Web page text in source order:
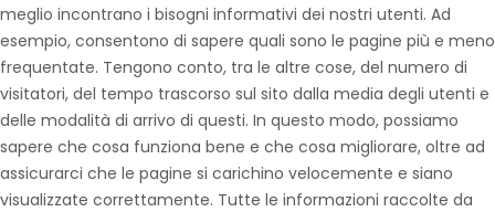
meglio incontrano i bisogni informativi dei nostri utenti. Ad
esempio, consentono di sapere quali sono le pagine più e meno
frequentate. Tengono conto, tra le altre cose, del numero di
visitatori, del tempo trascorso sul sito dalla media degli utenti e
delle modalità di arrivo di questi. In questo modo, possiamo
sapere che cosa funziona bene e che cosa migliorare, oltre ad
assicurarci che le pagine si carichino velocemente e siano
visualizzate correttamente. Tutte le informazioni raccolte da